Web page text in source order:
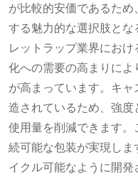
が比較的安価であるた
する魅力的な選択肢と
レットラップ業界にお
化への需要の高まりに
が高まっています。キ
造されているため、強
使用量を削減できます
続可能な包装が実現し
イクル可能なように開